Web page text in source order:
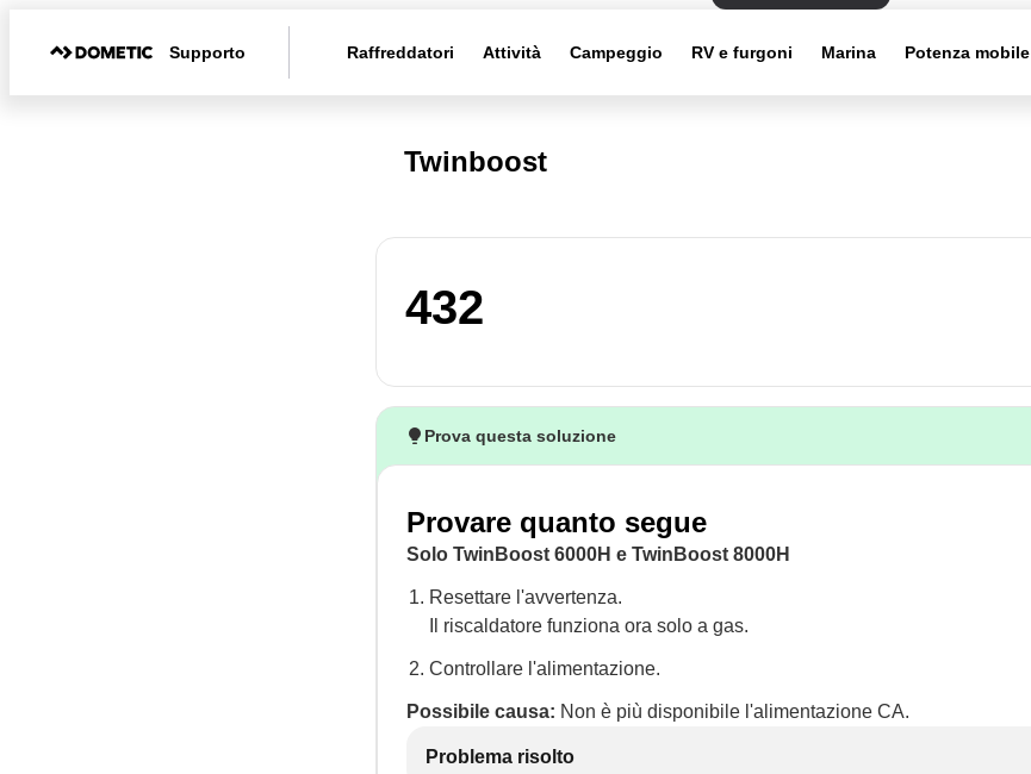
Supporto Raffreddatori Attività Campeggio RV e furgoni Marina Potenza mobile
Twinboost
432
Prova questa soluzione
Provare quanto segue
Solo TwinBoost 6000H e TwinBoost 8000H
Resettare l'avvertenza.
Il riscaldatore funziona ora solo a gas.
Controllare l'alimentazione.
Possibile causa: Non è più disponibile l'alimentazione CA.
Problema risolto